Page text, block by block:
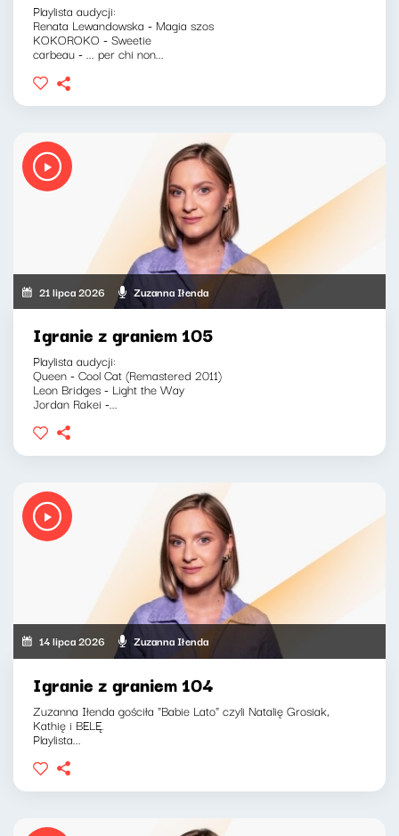
Playlista audycji:
Renata Lewandowska - Magia szos
KOKOROKO - Sweetie
carbeau - ... per chi non...
21 lipca 2026 Zuzanna Iłenda
Igranie z graniem 105
Playlista audycji:
Queen - Cool Cat (Remastered 2011)
Leon Bridges - Light the Way
Jordan Rakei -...
14 lipca 2026 Zuzanna Iłenda
Igranie z graniem 104
Zuzanna Iłenda gościła "Babie Lato" czyli Natalię Grosiak,
Kathię i BELĘ.
Playlista...